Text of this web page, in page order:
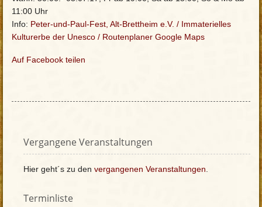
11:00 Uhr
Info: Peter-und-Paul-Fest, Alt-Brettheim e.V. / Immaterielles
Kulturerbe der Unesco / Routenplaner Google Maps
Auf Facebook teilen
Vergangene Veranstaltungen
Hier geht´s zu den vergangenen Veranstaltungen
Terminliste